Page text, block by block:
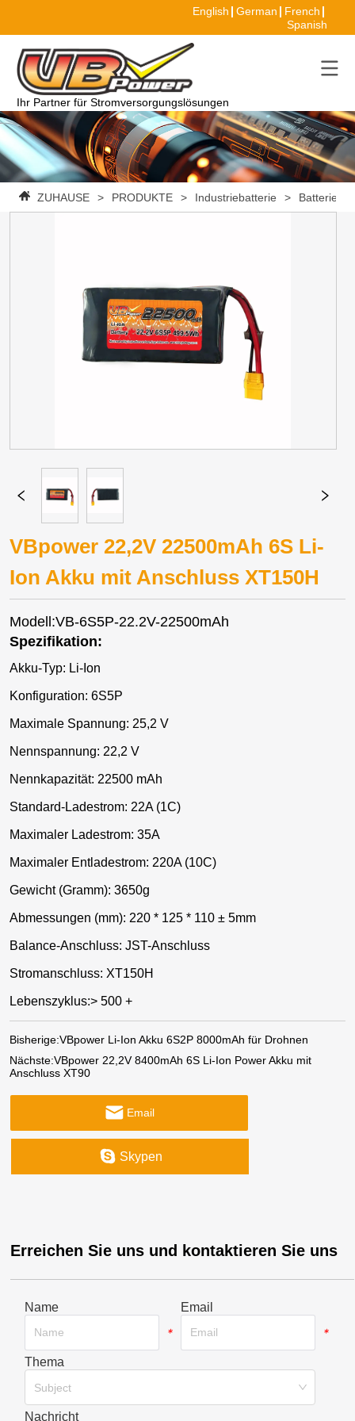
English German
French
Spanish
Ihr Partner für Stromversorgungslösungen
ZUHAUSE > PRODUKTE > Industriebatterie >
VBpower 22,2V 22500mAh 6S Li-
Ion Akku mit Anschluss XT150H
Modell:VB-6S5P-22.2V-22500mAh
Spezifikation:
Akku-Typ: Li-Ion
Konfiguration: 6S5P
Maximale Spannung: 25,2 V
Nennspannung: 22,2 V
Nennkapazität: 22500 mAh
Standard-Ladestrom: 22A (1C)
Maximaler Ladestrom: 35A
Maximaler Entladestrom: 220A (10C)
Gewicht (Gramm): 3650g
Abmessungen (mm): 220 * 125 * 110 ± 5mm
Balance-Anschluss: JST-Anschluss
Stromanschluss: XT150H
Lebenszyklus:> 500 +
Bisherige:VBpower Li-Ion Akku 6S2P 8000mAh für Drohnen
Nächste:VBpower 22,2V 8400mAh 6S Li-Ion Power Akku mit
Anschluss XT90
Email
Skypen
Erreichen Sie uns und kontaktieren Sie uns
Name
*
Email
*
Thema
Subject
Nachricht